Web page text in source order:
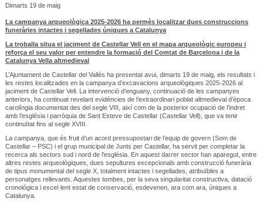
Dimarts 19 de maig
La campanya arqueològica 2025-2026 ha permès localitzar dues construccions
funeràries intactes i segellades úniques a Catalunya
La troballa situa el jaciment de Castellar Vell en el mapa arqueològic europeu i
reforça el seu valor per entendre la formació del Comtat de Barcelona i de la
Catalunya Vella altmedieval
L’Ajuntament de Castellar del Vallès ha presentat avui, dimarts 19 de maig, els resultats i
les restes localitzades en la campanya d’excavacions arqueològiques 2025-2026 al
jaciment de Castellar Vell. La intervenció d’enguany, continuació de les campanyes
anteriors, ha continuat revelant evidències de l’extraordinari poblat altmedieval d’època
carolíngia documentat des del segle VIII, així com de la posterior ocupació de l’indret
amb l’església i parròquia de Sant Esteve de Castellar (Castellar Vell), que va tenir
continuïtat fins al segle XVIII.
La campanya, que és fruit d’un acord pressupostari de l’equip de govern (Som de
Castellar – PSC) i el grup municipal de Junts per Castellar, ha servit per completar la
recerca als sectors sud i nord de l’església. En aquest darrer sector han aparegut, entre
altres restes arqueològiques, dues sepultures excepcionals amb construcció funerària
de tipus monumental del segle X, totalment intactes i segellades, atribuïbles a
personatges rellevants. Aquestes tombes, per la seva singularitat constructiva, datació
cronològica i excel·lent estat de conservació, esdevenen, ara com ara, úniques a
Catalunya.